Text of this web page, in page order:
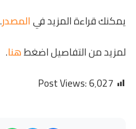
يمكنك قراءة المزيد فيالمصدر.
لمزيد من التفاصيل اضغطهنا.
Post Views:6٬027